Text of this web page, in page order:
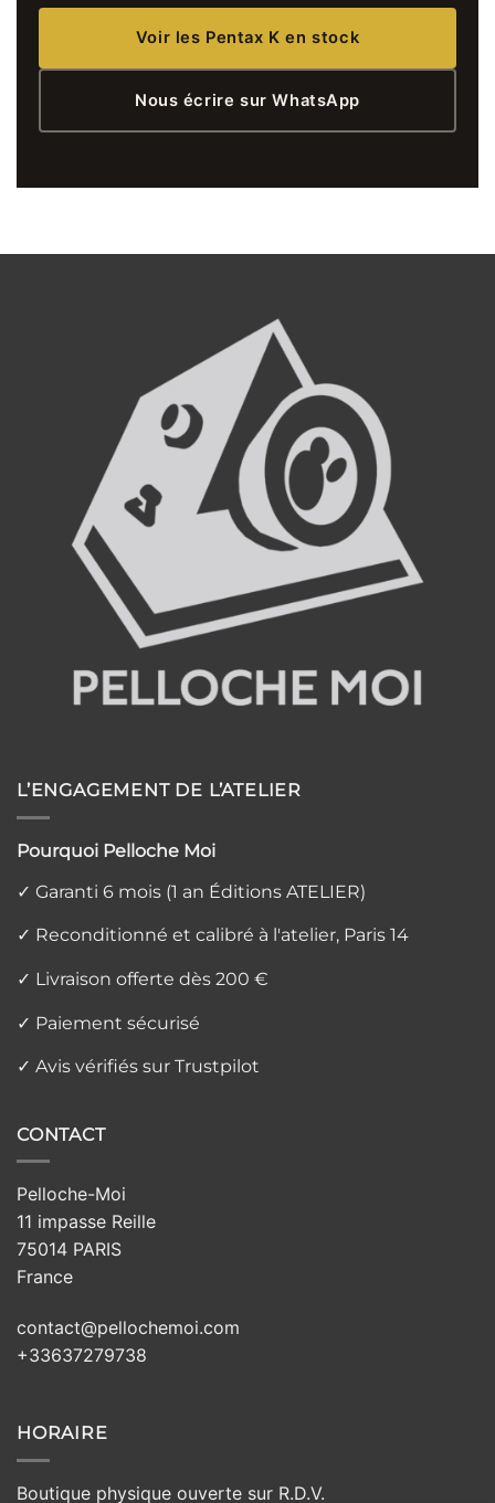
Voir les Pentax K en stock
Nous écrire sur WhatsApp
L’ENGAGEMENT DE L’ATELIER
Pourquoi Pelloche Moi
✓ Garanti 6 mois (1 an Éditions ATELIER)
✓ Reconditionné et calibré à l'atelier, Paris 14
✓ Livraison offerte dès 200 €
✓ Paiement sécurisé
✓ Avis vérifiés sur Trustpilot
CONTACT
Pelloche-Moi
11 impasse Reille
75014 PARIS
France
contact@pellochemoi.com
+33637279738
HORAIRE
Boutique physique ouverte sur R.D.V.